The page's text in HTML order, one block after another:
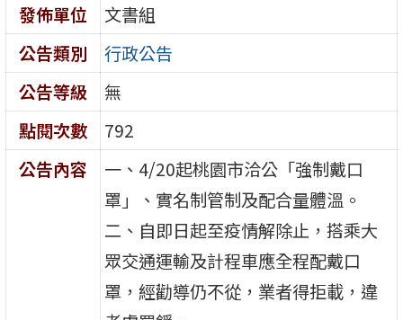
發佈單位
文書組
公告類別
行政公告
公告等級
無
點閱次數
792
公告內容
一、4/20起桃園市洽公「強制戴口
罩」、實名制管制及配合量體溫。
二、自即日起至疫情解除止，搭乘大
眾交通運輸及計程車應全程配戴口
罩，經勸導仍不從，業者得拒載，違